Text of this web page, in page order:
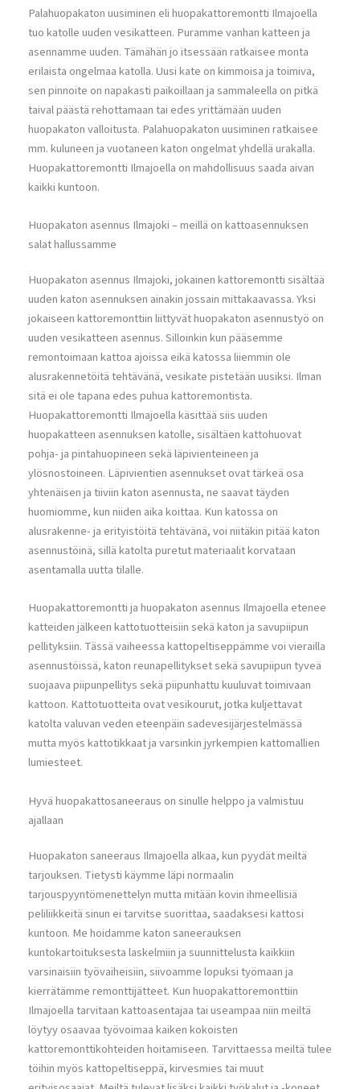
Palahuopakaton uusiminen eli huopakattoremontti Ilmajoella
tuo katolle uuden vesikatteen. Puramme vanhan katteen ja
asennamme uuden. Tämähän jo itsessään ratkaisee monta
erilaista ongelmaa katolla. Uusi kate on kimmoisa ja toimiva,
sen pinnoite on napakasti paikoillaan ja sammaleella on pitkä
taival päästä rehottamaan tai edes yrittämään uuden
huopakaton valloitusta. Palahuopakaton uusiminen ratkaisee
mm. kuluneen ja vuotaneen katon ongelmat yhdellä urakalla.
Huopakattoremontti Ilmajoella on mahdollisuus saada aivan
kaikki kuntoon.
Huopakaton asennus Ilmajoki – meillä on kattoasennuksen
salat hallussamme
Huopakaton asennus Ilmajoki, jokainen kattoremontti sisältää
uuden katon asennuksen ainakin jossain mittakaavassa. Yksi
jokaiseen kattoremonttiin liittyvät huopakaton asennustyö on
uuden vesikatteen asennus. Silloinkin kun pääsemme
remontoimaan kattoa ajoissa eikä katossa liiemmin ole
alusrakennetöitä tehtävänä, vesikate pistetään uusiksi. Ilman
sitä ei ole tapana edes puhua kattoremontista.
Huopakattoremontti Ilmajoella käsittää siis uuden
huopakatteen asennuksen katolle, sisältäen kattohuovat
pohja- ja pintahuopineen sekä läpivienteineen ja
ylösnostoineen. Läpivientien asennukset ovat tärkeä osa
yhtenäisen ja tiiviin katon asennusta, ne saavat täyden
huomiomme, kun niiden aika koittaa. Kun katossa on
alusrakenne- ja erityistöitä tehtävänä, voi niitäkin pitää katon
asennustöinä, sillä katolta puretut materiaalit korvataan
asentamalla uutta tilalle.
Huopakattoremontti ja huopakaton asennus Ilmajoella etenee
katteiden jälkeen kattotuotteisiin sekä katon ja savupiipun
pellityksiin. Tässä vaiheessa kattopeltiseppämme voi vierailla
asennustöissä, katon reunapellitykset sekä savupiipun tyveä
suojaava piipunpellitys sekä piipunhattu kuuluvat toimivaan
kattoon. Kattotuotteita ovat vesikourut, jotka kuljettavat
katolta valuvan veden eteenpäin sadevesijärjestelmässä
mutta myös kattotikkaat ja varsinkin jyrkempien kattomallien
lumiesteet.
Hyvä huopakattosaneeraus on sinulle helppo ja valmistuu
ajallaan
Huopakaton saneeraus Ilmajoella alkaa, kun pyydät meiltä
tarjouksen. Tietysti käymme läpi normaalin
tarjouspyyntömenettelyn mutta mitään kovin ihmeellisiä
peliliikkeitä sinun ei tarvitse suorittaa, saadaksesi kattosi
kuntoon. Me hoidamme katon saneerauksen
kuntokartoituksesta laskelmiin ja suunnittelusta kaikkiin
varsinaisiin työvaiheisiin, siivoamme lopuksi työmaan ja
kierrätämme remonttijätteet. Kun huopakattoremonttiin
Ilmajoella tarvitaan kattoasentajaa tai useampaa niin meiltä
löytyy osaavaa työvoimaa kaiken kokoisten
kattoremonttikohteiden hoitamiseen. Tarvittaessa meiltä tulee
töihin myös kattopeltiseppä, kirvesmies tai muut